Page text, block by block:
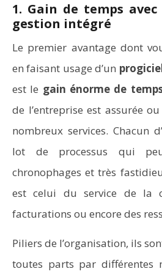
1. Gain de temps
gestion intégré
Le premier avantage dont
en faisant usage d’un
est le gain énorme de
de l’entreprise est assurée
nombreux services. Chacun
lot de processus qui
chronophages et très
est celui du service de la
facturations ou encore des
Piliers de l’organisation, ils
toutes parts par différentes